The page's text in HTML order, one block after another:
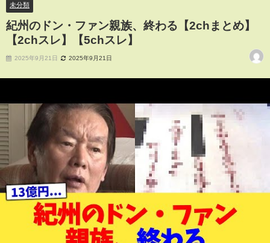
未分類
紀州のドン・ファン親族、終わる【2chまとめ】
【2chスレ】【5chスレ】
2025年9月21日 2025年9月21日